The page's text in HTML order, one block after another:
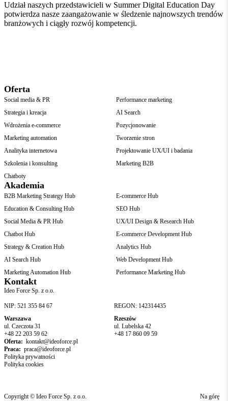
Udział naszych przedstawicieli w Summer Digital Education Day
potwierdza nasze zaangażowanie w śledzenie najnowszych trendów
branżowych i ciągły rozwój kompetencji.
Oferta
Social media & PR
Performance marketing
Strategia i kreacja
AI Search
Wdrożenia e-commerce
Pozycjonowanie
Marketing automation
Tworzenie stron
Analityka internetowa
Projektowanie UX/UI i badania
Szkolenia i konsulting
Marketing B2B
Chatboty
Akademia
B2B Marketing Strategy Hub
E-commerce Hub
Education & Consulting Hub
SEO Hub
Social Media & PR Hub
UX/UI Design & Research Hub
Chatbot Hub
E-commerce Development Hub
Strategy & Creation Hub
Analytics Hub
AI Search Hub
Web Development Hub
Marketing Automation Hub
Performance Marketing Hub
Kontakt
Ideo Force Sp. z o.o.
NIP: 521 355 84 67
REGON: 142314435
Warszawa
ul. Czeczota 31
+48 22 203 59 62
Rzeszów
ul. Lubelska 42
+48 17 860 09 59
Oferta: kontakt@ideoforce.pl
Praca: praca@ideoforce.pl
Polityka prywatności
Polityka cookies
Copyright © Ideo Force Sp. z o.o. Na górę